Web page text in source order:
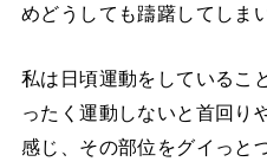
めどうしても躊躇してしま
私は日頃運動をしているこ
ったく運動しないと首回り
感じ、その部位をグイっと